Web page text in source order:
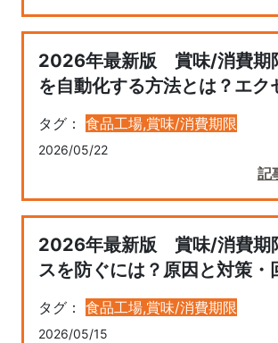
2026年最新版 賞味/消費期
を自動化する方法とは？エク
とクラウド管理のすすめ
タグ： 食品工場,賞味/消費期限
2026/05/22
記
2026年最新版 賞味/消費期
スを防ぐには？原因と対策・
に防ぐ管理方法
タグ： 食品工場,賞味/消費期限
2026/05/15